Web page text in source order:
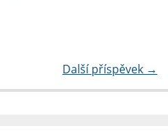
Další příspěvek →